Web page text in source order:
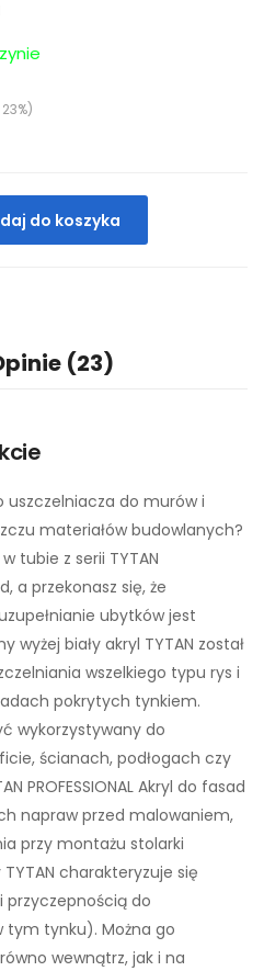
do koszyka
(23)
uszczelniacza do murów i
materiałów budowlanych?
tubie z serii TYTAN
a przekonasz się, że
ubytków jest
wyżej biały akryl TYTAN został
wszelkiego typu rys i
pokrytych tynkiem.
wykorzystywany do
ścianach, podłogach czy
PROFESSIONAL Akryl do fasad
napraw przed malowaniem,
przy montażu stolarki
charakteryzuje się
przyczepnością do
tynku). Można go
wewnątrz, jak i na